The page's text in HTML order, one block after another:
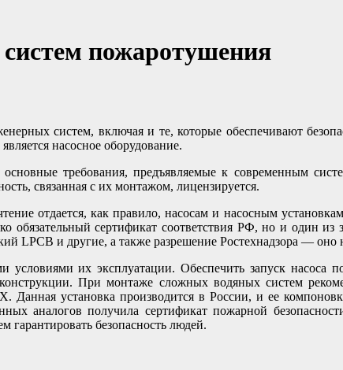
пожаротушения
систем, включая и те, которые обеспечивают
насосное оборудование.
требования, предъявляемые к современным
связанная с их монтажом, лицензируется.
отдается, как правило, насосам и насосным
сертификат соответствия РФ, но и один из
LPCB и другие, а также разрешение Ростехнадзора —
их эксплуатации. Обеспечить запуск насоса
При монтаже сложных водяных систем
установка производится в России, и ее
аналогов получила сертификат пожарной
безопасность людей.